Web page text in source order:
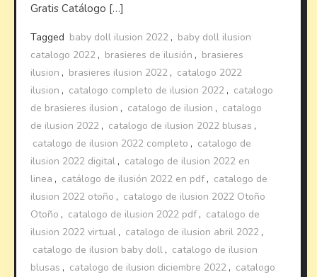
Gratis Catálogo […]
Tagged baby doll ilusion 2022 , baby doll ilusion
catalogo 2022 , brasieres de ilusión , brasieres
ilusion , brasieres ilusion 2022 , catalogo 2022
ilusion , catalogo completo de ilusion 2022 , catalogo
de brasieres ilusion , catalogo de ilusion , catalogo
de ilusion 2022 , catalogo de ilusion 2022 blusas ,
catalogo de ilusion 2022 completo , catalogo de
ilusion 2022 digital , catalogo de ilusion 2022 en
linea , catálogo de ilusión 2022 en pdf , catalogo de
ilusion 2022 otoño , catalogo de ilusion 2022 Otoño
Otoño , catalogo de ilusion 2022 pdf , catalogo de
ilusion 2022 virtual , catalogo de ilusion abril 2022 ,
catalogo de ilusion baby doll , catalogo de ilusion
blusas , catalogo de ilusion diciembre 2022 , catalogo